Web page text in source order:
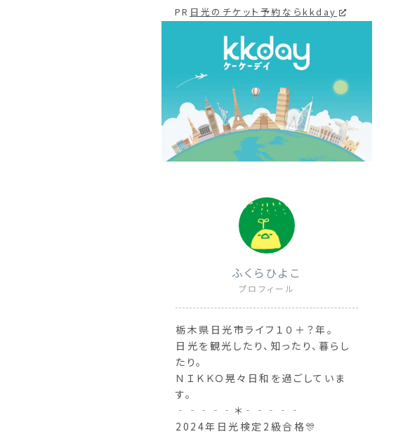
PR 日光のチケット予約ならkkday
ふくらひよこ
プロフィール
栃木県日光市ライフ１０＋？年。
日光を観光したり、知ったり、暮らし
たり。
ＮＩＫＫＯ晃々日和を過ごしていま
す。
‐‐‐‐‐＊‐‐‐‐‐
2024年日光検定2級合格🎊